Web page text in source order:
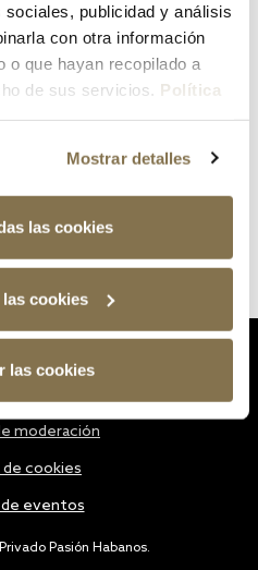
publicidad y análisis
con otra información
o que hayan recopilado a
de sus servicios. Política
Mostrar detalles
las cookies
cookies
las cookies
Pasión Habanos.
moderación
cookies
eventos